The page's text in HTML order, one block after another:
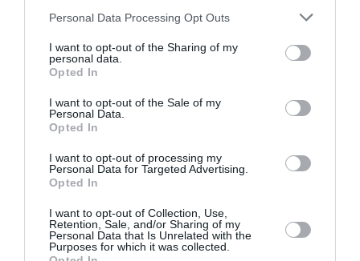
Personal Data Processing Opt Outs
I want to opt-out of the Sharing of my
personal data.
Opted In
I want to opt-out of the Sale of my
Personal Data.
Opted In
I want to opt-out of processing my
Personal Data for Targeted Advertising.
Opted In
I want to opt-out of Collection, Use,
Retention, Sale, and/or Sharing of my
Personal Data that Is Unrelated with the
Purposes for which it was collected.
DERNIERS COMMENTAIRES
strider_on a commenté l'article :
Fiabilité du COMAC C919 : des anomalies signalées
dans un document attribué à China Southern Airlines
CecildeMillea commenté l'article :
de Boeing 777-9 déjà construits